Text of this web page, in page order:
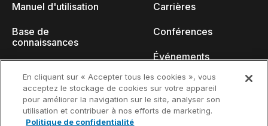
Manuel d'utilisation
Base de
connaissances
Tutoriels vidéo
Centre de contenu
Carrières
Conférences
Événements
Blog des
développeurs
Nous contacter
En cliquant sur « Accepter tous les cookies », vous
acceptez le stockage de cookies sur votre appareil
pour améliorer la navigation sur le site, analyser son
utilisation et contribuer à nos efforts de marketing.
Politique de confidentialité